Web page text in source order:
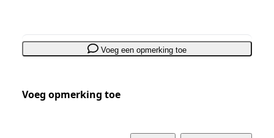
Voeg een opmerking toe
Voeg opmerking toe